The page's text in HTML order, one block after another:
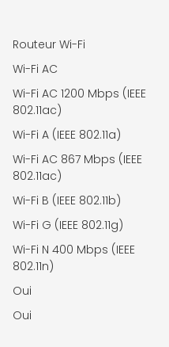
Routeur Wi-Fi
Wi-Fi AC
Wi-Fi AC 1200 Mbps (IEEE
802.11ac)
Wi-Fi A (IEEE 802.11a)
Wi-Fi AC 867 Mbps (IEEE
802.11ac)
Wi-Fi B (IEEE 802.11b)
Wi-Fi G (IEEE 802.11g)
Wi-Fi N 400 Mbps (IEEE
802.11n)
Oui
Oui